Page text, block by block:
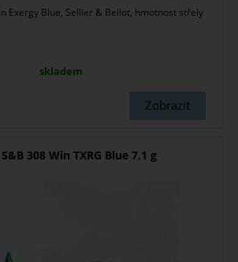
Exergy Blue, Sellier & Bellot, hmotnost střely
skladem
Zobrazit
308 Win TXRG Blue 7,1 g